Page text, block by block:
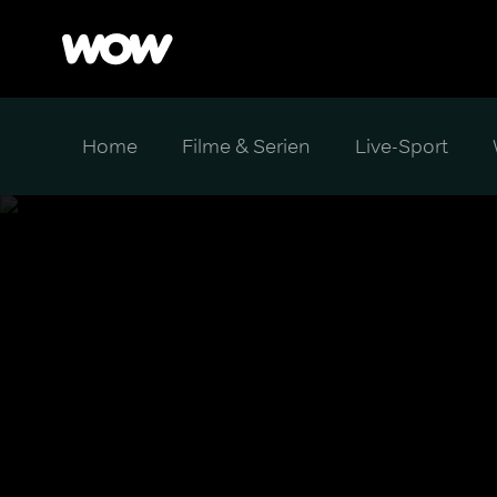
Home Filme & Serien Live-Sport